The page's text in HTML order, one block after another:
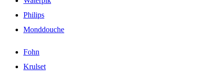
Philips
Monddouche
Fohn
Krulset